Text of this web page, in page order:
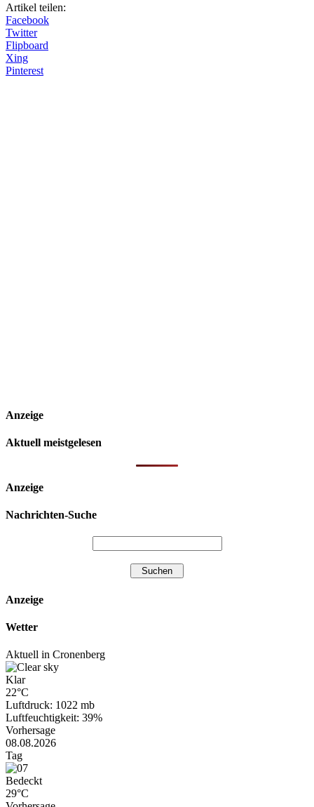
Artikel teilen:
Facebook
Twitter
Flipboard
Xing
Pinterest
Anzeige
Aktuell meistgelesen
Anzeige
Nachrichten-Suche
Anzeige
Wetter
Aktuell in Cronenberg
Klar
22°C
Luftdruck: 1022 mb
Luftfeuchtigkeit: 39%
Vorhersage
08.08.2026
Tag
Bedeckt
29°C